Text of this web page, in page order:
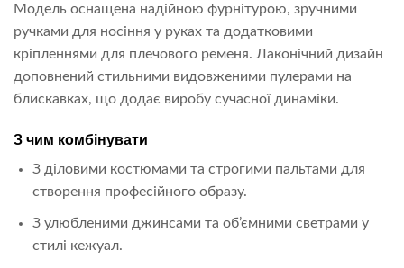
Модель оснащена надійною фурнітурою, зручними
ручками для носіння у руках та додатковими
кріпленнями для плечового ременя. Лаконічний дизайн
доповнений стильними видовженими пулерами на
блискавках, що додає виробу сучасної динаміки.
З чим комбінувати
З діловими костюмами та строгими пальтами для
створення професійного образу.
З улюбленими джинсами та об’ємними светрами у
стилі кежуал.